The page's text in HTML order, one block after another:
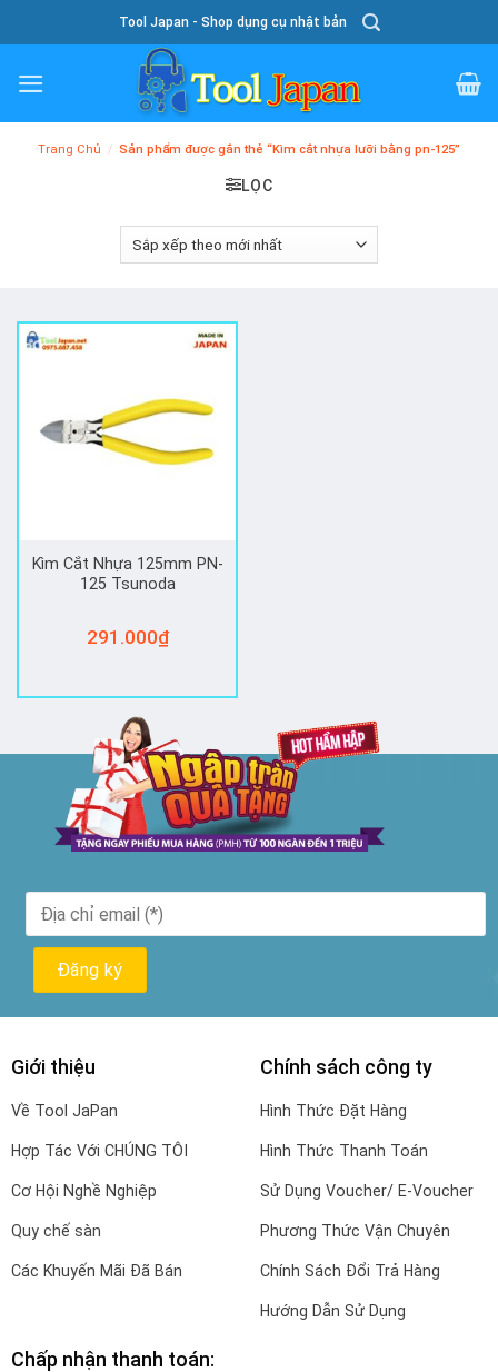
To
Content
Tool Japan - Shop dụng cụ nhật bản
Trang Chủ / Sản phẩm được gắn thẻ “Kìm cắt nhựa lưỡi bằng pn-125”
LỌC
Kìm Cắt Nhựa 125mm PN-
125 Tsunoda
291.000₫
Giới thiệu
Về Tool JaPan
Hợp Tác Với CHÚNG TÔI
Cơ Hội Nghề Nghiệp
Quy chế sàn
Các Khuyến Mãi Đã Bán
Chính sách công ty
Hình Thức Đặt Hàng
Hình Thức Thanh Toán
Sử Dụng Voucher/ E-Voucher
Phương Thức Vận Chuyên
Chính Sách Đổi Trả Hàng
Hướng Dẫn Sử Dụng
Chấp nhận thanh toán: